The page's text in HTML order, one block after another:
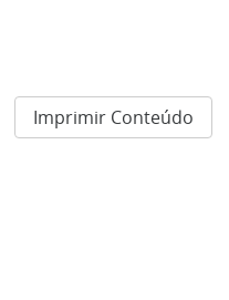
Imprimir Conteúdo